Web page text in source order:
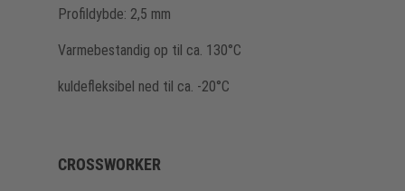
Profildybde: 2,5 mm
Varmebestandig op til ca. 130°C
kuldefleksibel ned til ca. -20°C
CROSSWORKER